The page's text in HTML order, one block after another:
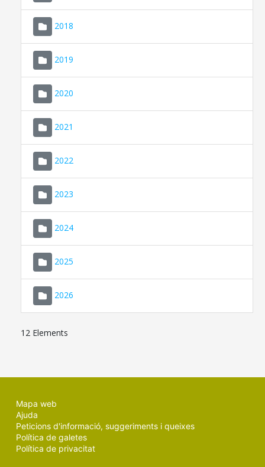
2018
2019
2020
2021
2022
2023
2024
2025
2026
12 Elements
Mapa web
Ajuda
Peticions d'informació, suggeriments i queixes
Política de galetes
Política de privacitat